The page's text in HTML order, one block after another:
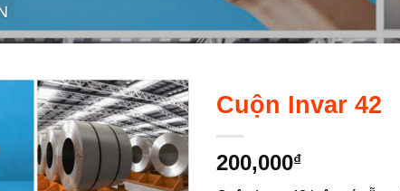
Cuộn Invar 42
200,000₫
NHẬP SỐ SĐT/ZALO